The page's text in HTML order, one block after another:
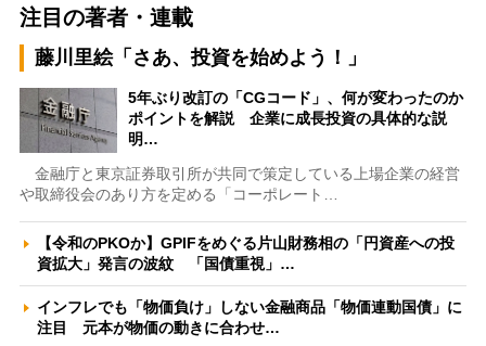
注目の著者・連載
藤川里絵「さあ、投資を始めよう！」
5年ぶり改訂の「CGコード」、何が変わったのか
ポイントを解説 企業に成長投資の具体的な説
明…
金融庁と東京証券取引所が共同で策定している上場企業の経営
や取締役会のあり方を定める「コーポレート…
【令和のPKOか】GPIFをめぐる片山財務相の「円資産への投
資拡大」発言の波紋 「国債重視」…
インフレでも「物価負け」しない金融商品「物価連動国債」に
注目 元本が物価の動きに合わせ…